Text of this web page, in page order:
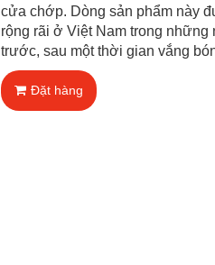
cửa chớp. Dòng sản phẩm này
rộng rãi ở Việt Nam trong những
trước, sau một thời gian vắng
Đặt hàng